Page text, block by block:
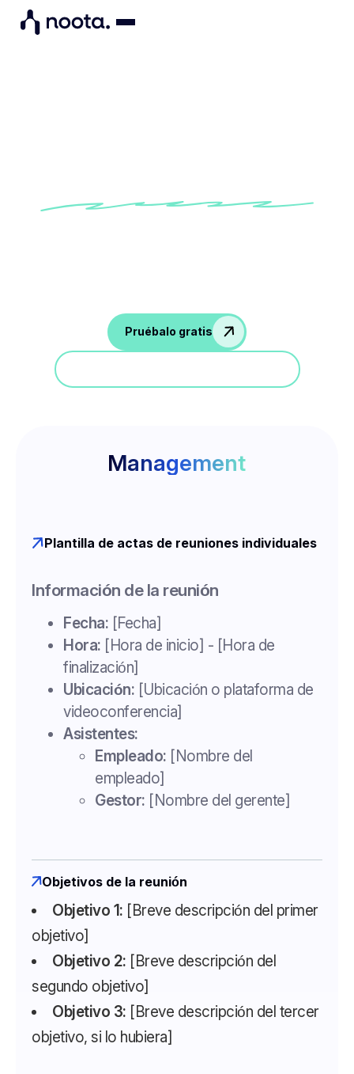
Pruébalo gratis
Management
Plantilla de actas de reuniones individuales
Información de la reunión
Fecha: [Fecha]
Hora: [Hora de inicio] - [Hora de
finalización]
Ubicación: [Ubicación o plataforma de
videoconferencia]
Asistentes:
Empleado: [Nombre del
empleado]
Gestor: [Nombre del gerente]
Objetivos de la reunión
Objetivo 1: [Breve descripción del primer
objetivo]
Objetivo 2: [Breve descripción del
segundo objetivo]
Objetivo 3: [Breve descripción del tercer
objetivo, si lo hubiera]